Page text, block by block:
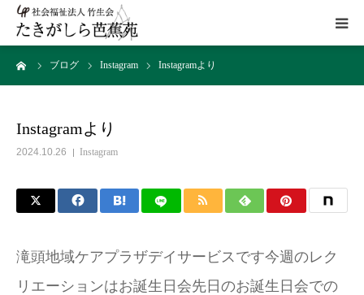
ブログ Instagram Instagramより
Instagramより
2024.10.26 Instagram
滝頭地域ケアプラザデイサービスです️今週のレク
リエーションはお誕生日会先日のお誕生日会での
HOME
施設概要
ギャラリー